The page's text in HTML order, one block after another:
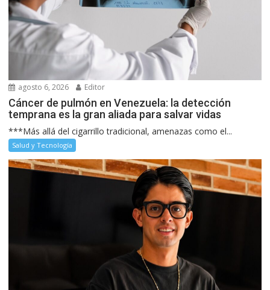
agosto 6, 2026 Editor
Cáncer de pulmón en Venezuela: la detección
temprana es la gran aliada para salvar vidas
***Más allá del cigarrillo tradicional, amenazas como el...
Salud y Tecnología